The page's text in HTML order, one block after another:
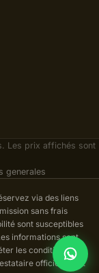
Les prix affichés sont
generales
via des liens
sans frais
sont susceptibles
informations sont
les conditions
officiel avant